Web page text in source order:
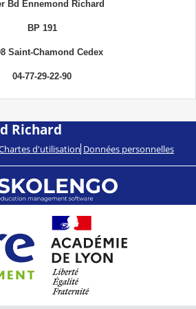
Bd Ennemond Richard
BP 191
Saint-Chamond Cedex
04-77-29-22-90
Richard
d'utilisation Données personnelles